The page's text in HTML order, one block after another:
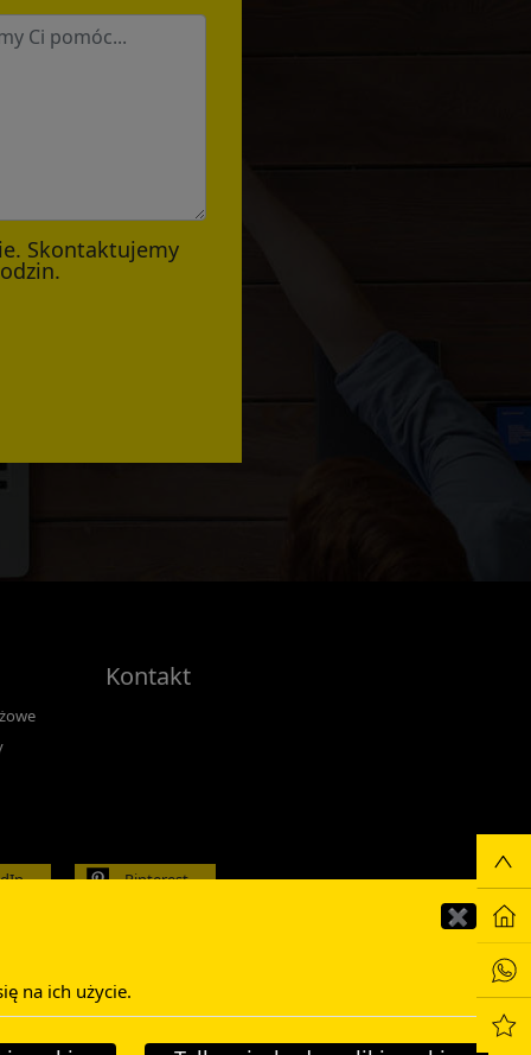
Skontaktujemy
Kontakt
Pinterest
✖
na ich użycie.